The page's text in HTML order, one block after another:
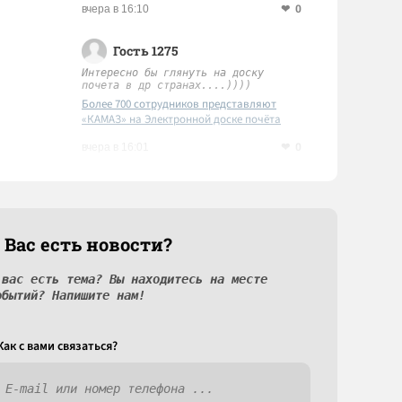
вчера в 16:10 0
Гость 1275
Интересно бы глянуть на доску
почета в др странах....))))
Более 700 сотрудников представляют
«КАМАЗ» на Электронной доске почёта
есть новости?
есть тема? Вы находитесь на месте
Напишите нам!
c вами связаться?